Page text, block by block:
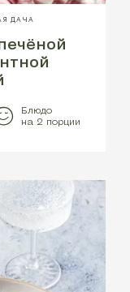
ДАЧА
Блюдо
на 2 порции